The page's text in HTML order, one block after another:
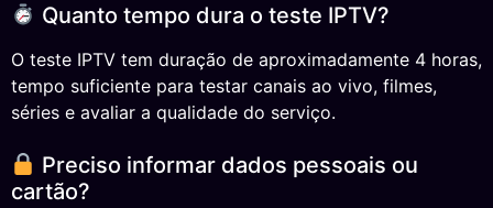
Quanto tempo dura o teste IPTV?
O teste IPTV tem duração de aproximadamente 4 horas,
tempo suficiente para testar canais ao vivo, filmes,
séries e avaliar a qualidade do serviço.
Preciso informar dados pessoais ou
cartão?